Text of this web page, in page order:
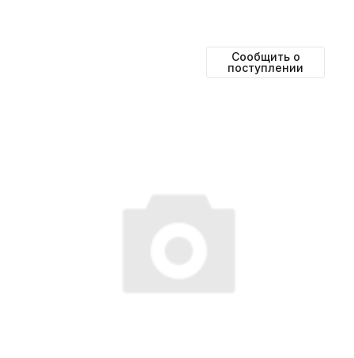
Сообщить о
поступлении